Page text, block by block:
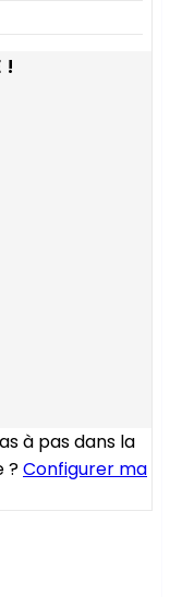
!
à pas dans la
?Configurer ma